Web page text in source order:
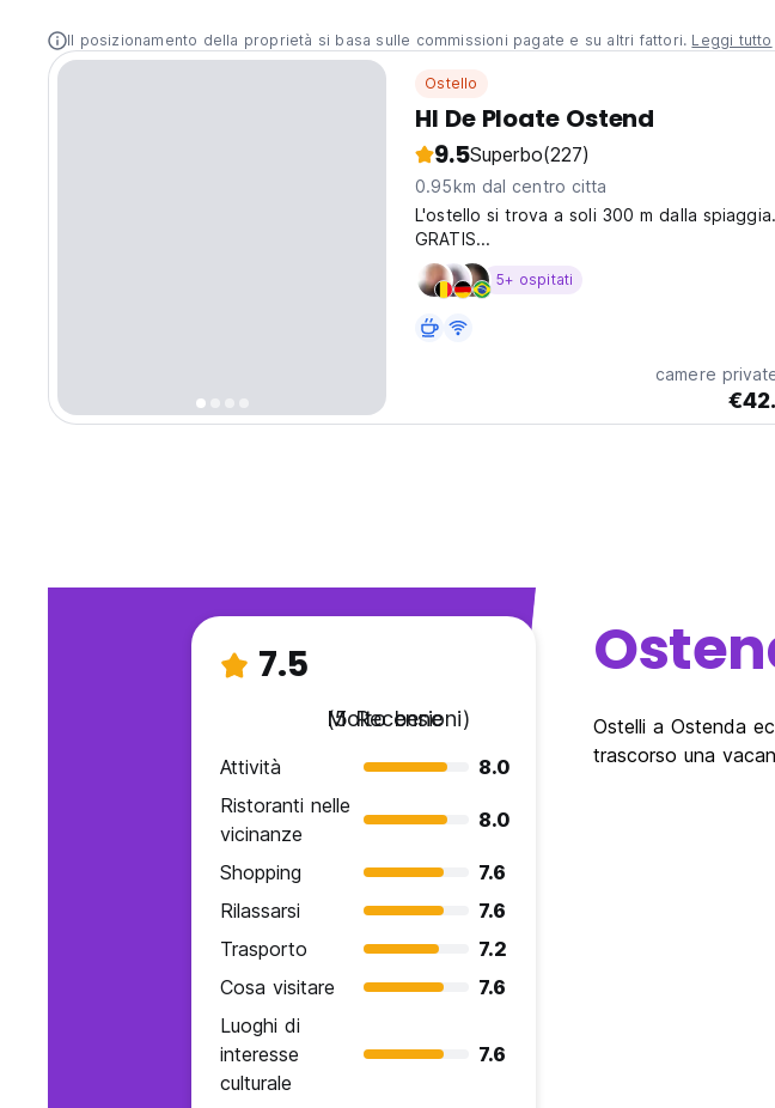
Il posizionamento della proprietà si basa sulle commissioni pagate e su altri fattori. Leggi tutto
Ostello
HI De Ploate Ostend
9.5Superbo(227)
0.95km dal centro citta
L'ostello si trova a soli 300 m dalla
GRATIS...
5+ ospitati
camere
7.5
Molto bene
(5 Recensioni)
Attività
8.0
Ristoranti nelle
vicinanze
8.0
Shopping
7.6
Rilassarsi
7.6
Trasporto
7.2
Cosa visitare
7.6
Luoghi di
interesse
culturale
7.6
Ostelli a Ostenda
trascorso una